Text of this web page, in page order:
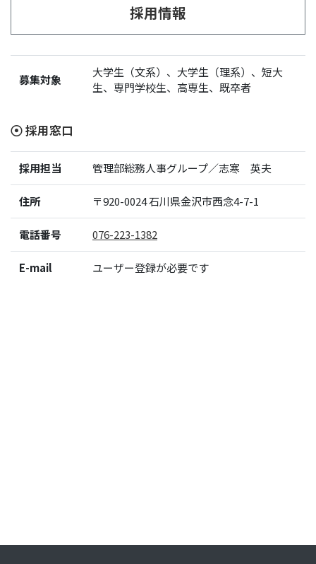
採用情報
募集対象
大学生（文系）、大学生（理系）、短大
生、専門学校生、高専生、既卒者
採用窓口
採用担当 管理部総務人事グループ／志寒 英夫
住所 〒920-0024石川県金沢市西念4-7-1
電話番号 076-223-1382
E-mail ユーザー登録が必要です